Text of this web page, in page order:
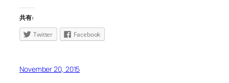
共有:
Twitter
Facebook
November 20, 2015